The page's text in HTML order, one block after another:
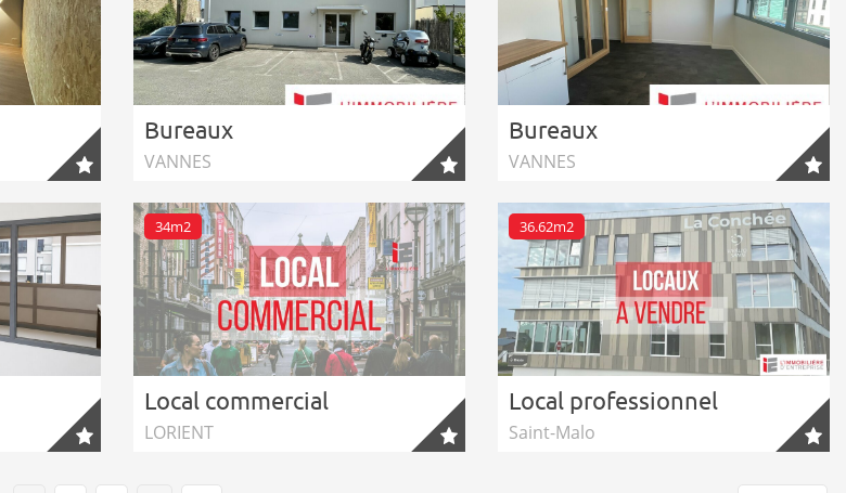
Bureaux
VANNES
Bureaux
VANNES
34m2
Local commercial
LORIENT
36.62m2
Local professionnel
Saint-Malo